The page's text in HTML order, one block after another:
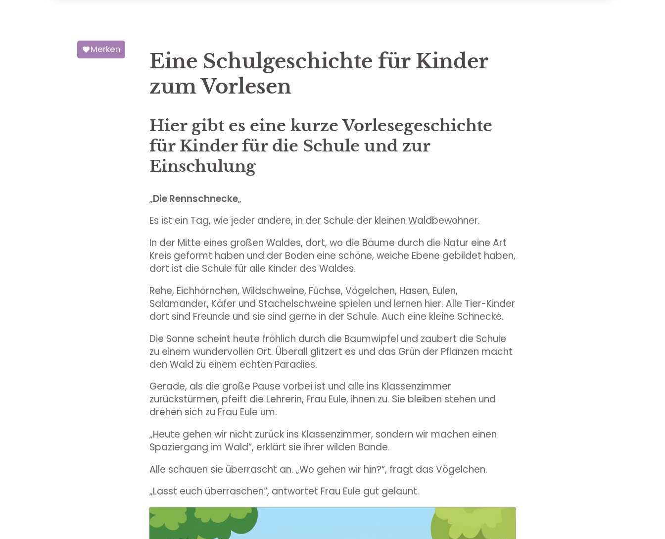
Merken
Eine Schulgeschichte für Kinder
zum Vorlesen
Hier gibt es eine kurze Vorlesegeschichte
für Kinder für die Schule und zur
Einschulung
„Die Rennschnecke„
Es ist ein Tag, wie jeder andere, in der Schule der kleinen Waldbewohner.
In der Mitte eines großen Waldes, dort, wo die Bäume durch die Natur eine Art
Kreis geformt haben und der Boden eine schöne, weiche Ebene gebildet haben,
dort ist die Schule für alle Kinder des Waldes.
Rehe, Eichhörnchen, Wildschweine, Füchse, Vögelchen, Hasen, Eulen,
Salamander, Käfer und Stachelschweine spielen und lernen hier. Alle Tier-Kinder
dort sind Freunde und sie sind gerne in der Schule. Auch eine kleine Schnecke.
Die Sonne scheint heute fröhlich durch die Baumwipfel und zaubert die Schule
zu einem wundervollen Ort. Überall glitzert es und das Grün der Pflanzen macht
den Wald zu einem echten Paradies.
Gerade, als die große Pause vorbei ist und alle ins Klassenzimmer
zurückstürmen, pfeift die Lehrerin, Frau Eule, ihnen zu. Sie bleiben stehen und
drehen sich zu Frau Eule um.
„Heute gehen wir nicht zurück ins Klassenzimmer, sondern wir machen einen
Spaziergang im Wald“, erklärt sie ihrer wilden Bande.
Alle schauen sie überrascht an. „Wo gehen wir hin?“, fragt das Vögelchen.
„Lasst euch überraschen“, antwortet Frau Eule gut gelaunt.